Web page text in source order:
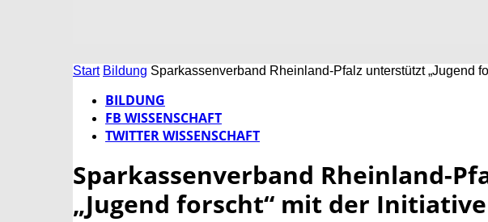
Start Bildung Sparkassenverband Rheinland-Pfalz unterstützt „Jugend
BILDUNG
FB WISSENSCHAFT
TWITTER WISSENSCHAFT
Sparkassenverband Rheinland-
„Jugend forscht“ mit der Initiative